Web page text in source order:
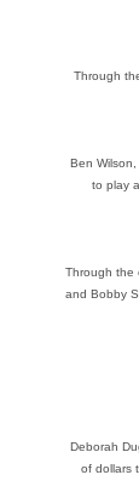
Through
Ben
to play
Through the
and Bobby
Deborah
of dollars